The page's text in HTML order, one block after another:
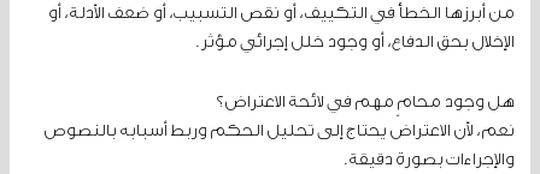
من أبرزها الخطأ في التكييف، أو نقص التسبيب، أو ضعف الأدلة، أو
الإخلال بحق الدفاع، أو وجود خلل إجرائي مؤثر.
هل وجود محامٍ مهم في لائحة الاعتراض؟
نعم، لأن الاعتراض يحتاج إلى تحليل الحكم وربط أسبابه بالنصوص
والإجراءات بصورة دقيقة.